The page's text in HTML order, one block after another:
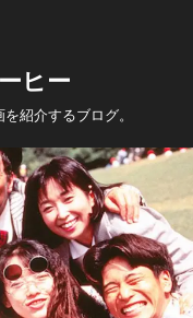
ヒー
紹介するブログ。